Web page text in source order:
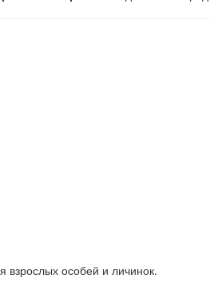
взрослых особей и личинок.